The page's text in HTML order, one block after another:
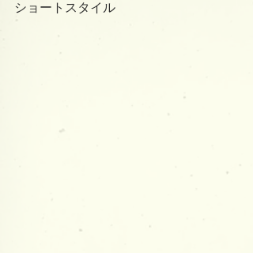
ショートスタイル